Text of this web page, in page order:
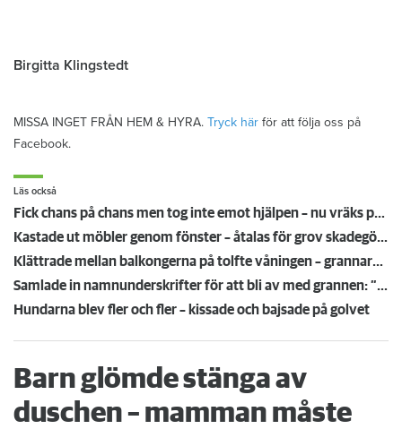
Birgitta Klingstedt
MISSA INGET FRÅN HEM & HYRA. Tryck här för att följa oss på
Facebook.
Läs också
Fick chans på chans men tog inte emot hjälpen – nu vräks paret: ”Tragiskt"
Kastade ut möbler genom fönster – åtalas för grov skadegörelse
Klättrade mellan balkongerna på tolfte våningen – grannarna levde i skräck
Samlade in namnunderskrifter för att bli av med grannen: ”Det var hyresvärdens idé”
Hundarna blev fler och fler – kissade och bajsade på golvet
Barn glömde stänga av
duschen – mamman måste